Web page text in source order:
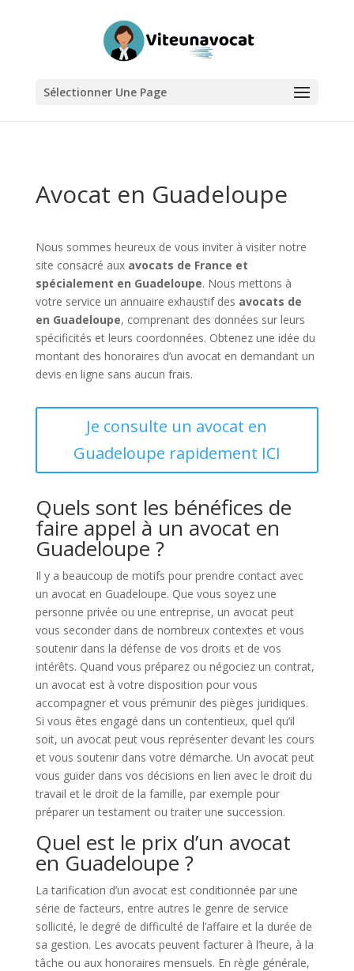
Sélectionner Une Page
Avocat en Guadeloupe
Nous sommes heureux de vous inviter à visiter notre
site consacré aux avocats de France et
spécialement en Guadeloupe. Nous mettons à
votre service un annuaire exhaustif des avocats de
en Guadeloupe, comprenant des données sur leurs
spécificités et leurs coordonnées. Obtenez une idée du
montant des honoraires d’un avocat en demandant un
devis en ligne sans aucun frais.
Je consulte un avocat en
Guadeloupe rapidement ICI
Quels sont les bénéfices de
faire appel à un avocat en
Guadeloupe ?
Il y a beaucoup de motifs pour prendre contact avec
un avocat en Guadeloupe. Que vous soyez une
personne privée ou une entreprise, un avocat peut
vous seconder dans de nombreux contextes et vous
soutenir dans la défense de vos droits et de vos
intérêts. Quand vous préparez ou négociez un contrat,
un avocat est à votre disposition pour vous
accompagner et vous prémunir des pièges juridiques.
Si vous êtes engagé dans un contentieux, quel qu’il
soit, un avocat peut vous représenter devant les cours
et vous soutenir dans votre démarche. Un avocat peut
vous guider dans vos décisions en lien avec le droit du
travail et le droit de la famille, par exemple pour
préparer un testament ou traiter une succession.
Quel est le prix d’un avocat
en Guadeloupe ?
La tarification d’un avocat est conditionnée par une
série de facteurs, entre autres le genre de service
sollicité, le degré de difficulté de l’affaire et la durée de
sa gestion. Les avocats peuvent facturer à l’heure, à la
tâche ou aux honoraires mensuels. En règle générale,